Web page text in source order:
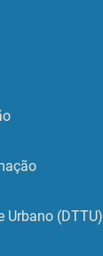
Urbano (DTTU)